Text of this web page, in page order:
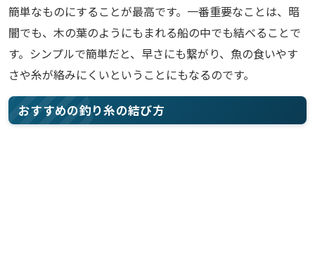
簡単なものにすることが最高です。一番重要なことは、暗
闇でも、木の葉のようにもまれる船の中でも結べることで
す。シンプルで簡単だと、早さにも繋がり、魚の食いやす
さや糸が絡みにくいということにもなるのです。
おすすめの釣り糸の結び方